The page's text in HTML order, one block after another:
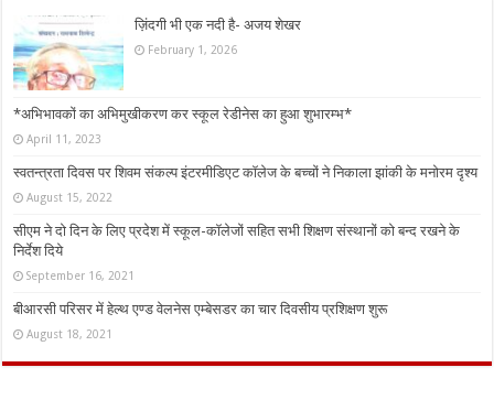
ज़िंदगी भी एक नदी है- अजय शेखर
February 1, 2026
*अभिभावकों का अभिमुखीकरण कर स्कूल रेडीनेस का हुआ शुभारम्भ*
April 11, 2023
स्वतन्त्रता दिवस पर शिवम संकल्प इंटरमीडिएट कॉलेज के बच्चों ने निकाला झांकी के मनोरम दृश्य
August 15, 2022
सीएम ने दो दिन के लिए प्रदेश में स्कूल-कॉलेजों सहित सभी शिक्षण संस्थानों को बन्द रखने के
निर्देश दिये
September 16, 2021
बीआरसी परिसर में हेल्थ एण्ड वेलनेस एम्बेसडर का चार दिवसीय प्रशिक्षण शुरू
August 18, 2021